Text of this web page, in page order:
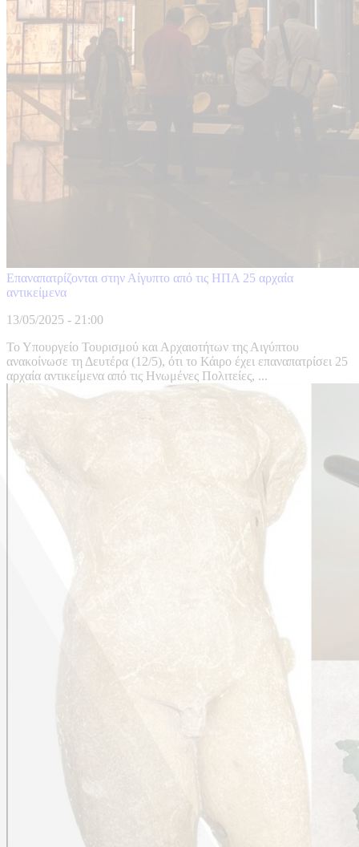
Επαναπατρίζονται στην Αίγυπτο από τις ΗΠΑ 25 αρχαία
αντικείμενα
13/05/2025 - 21:00
Το Υπουργείο Τουρισμού και Αρχαιοτήτων της Αιγύπτου
ανακοίνωσε τη Δευτέρα (12/5), ότι το Κάιρο έχει επαναπατρίσει 25
αρχαία αντικείμενα από τις Ηνωμένες Πολιτείες, ...